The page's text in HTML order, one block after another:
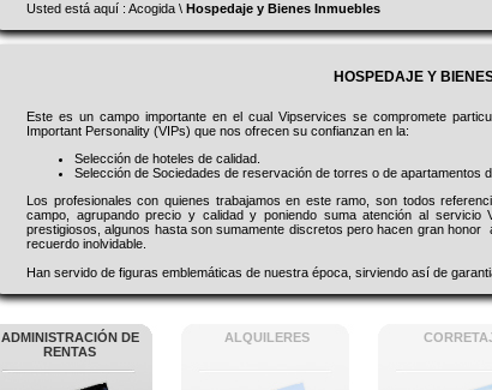
Usted está aquí : Acogida \ Hospedaje y Bienes Inmuebles
HOSPEDAJE Y
Este es un campo importante en el cual Vipservices se compromete
Important Personality (VIPs) que nos ofrecen su confianzan en la:
Selección de hoteles de calidad.
Selección de Sociedades de reservación de torres o de apartamentos
Los profesionales con quienes trabajamos en este ramo, son todos
campo, agrupando precio y calidad y poniendo suma atención al
prestigiosos, algunos hasta son sumamente discretos pero hacen gran
recuerdo inolvidable.
Han servido de figuras emblemáticas de nuestra época, sirviendo así de
ADMINISTRACIÓN DE
RENTAS
ALQUILERES